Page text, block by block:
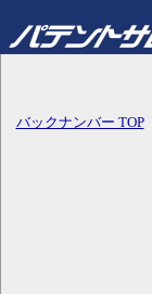
バックナンバー TOP